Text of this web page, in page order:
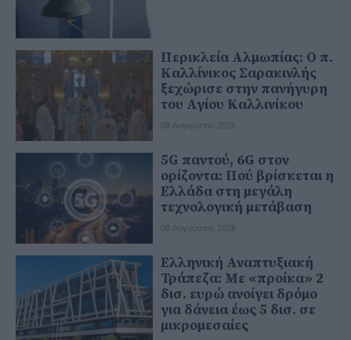
Περικλεία Αλμωπίας: Ο π.
Καλλίνικος Σαρακινλής
ξεχώρισε στην πανήγυρη
του Αγίου Καλλινίκου
08 Αυγούστου 2026
5G παντού, 6G στον
ορίζοντα: Πού βρίσκεται η
Ελλάδα στη μεγάλη
τεχνολογική μετάβαση
08 Αυγούστου 2026
Ελληνική Αναπτυξιακή
Τράπεζα: Με «προίκα» 2
δισ. ευρώ ανοίγει δρόμο
για δάνεια έως 5 δισ. σε
μικρομεσαίες